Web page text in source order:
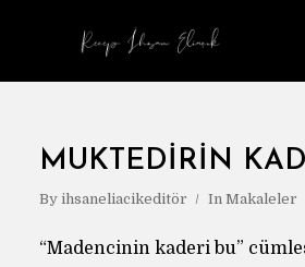
MUKTEDIRIN
By ihsaneliacikeditör In Makaleler
“Madencinin kaderi bu”